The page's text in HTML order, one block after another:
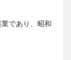
であり、昭和